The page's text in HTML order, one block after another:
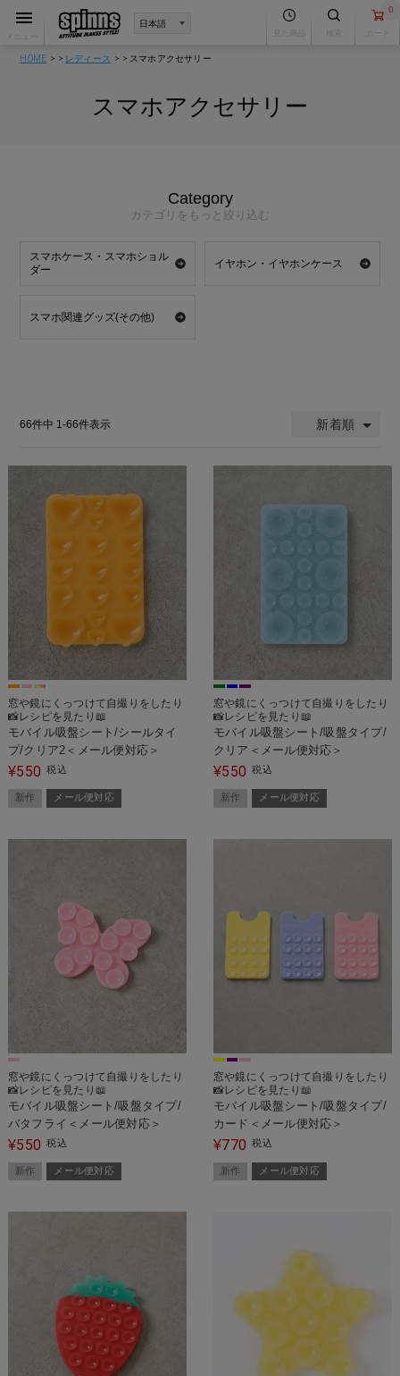
0
HOME レディース スマホアクセサリー
スマホアクセサリー
Category
カテゴリをもっと絞り込む
スマホケース・スマホショル
ダー
イヤホン・イヤホンケース
スマホ関連グッズ(その他)
新着順
66件中 1-66件表示
窓や鏡にくっつけて自撮りをしたり
📸レシピを見たり📖
モバイル吸盤シート/シールタイ
プ/クリア2＜メール便対応＞
¥550 税込
新作 メール便対応
窓や鏡にくっつけて自撮りをしたり
📸レシピを見たり📖
モバイル吸盤シート/吸盤タイプ/
クリア＜メール便対応＞
¥550 税込
新作 メール便対応
窓や鏡にくっつけて自撮りをしたり
📸レシピを見たり📖
モバイル吸盤シート/吸盤タイプ/
バタフライ＜メール便対応＞
¥550 税込
新作 メール便対応
窓や鏡にくっつけて自撮りをしたり
📸レシピを見たり📖
モバイル吸盤シート/吸盤タイプ/
カード＜メール便対応＞
¥770 税込
新作 メール便対応